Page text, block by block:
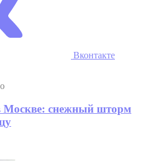
Вконтакте
Москве: снежный шторм